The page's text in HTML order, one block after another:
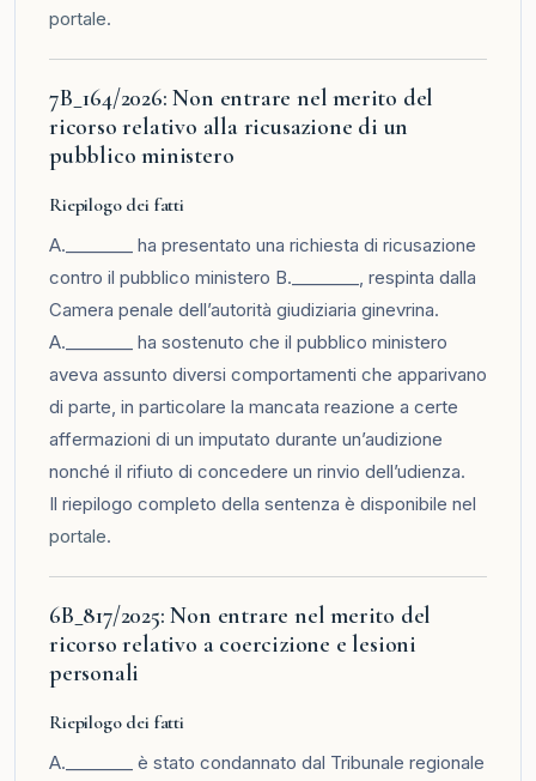
portale.
7B_164/2026: Non entrare nel merito del
ricorso relativo alla ricusazione di un
pubblico ministero
Riepilogo dei fatti
A.________ ha presentato una richiesta di ricusazione
contro il pubblico ministero B.________, respinta dalla
Camera penale dell’autorità giudiziaria ginevrina.
A.________ ha sostenuto che il pubblico ministero
aveva assunto diversi comportamenti che apparivano
di parte, in particolare la mancata reazione a certe
affermazioni di un imputato durante un’audizione
nonché il rifiuto di concedere un rinvio dell’udienza.
Il riepilogo completo della sentenza è disponibile nel
portale.
6B_817/2025: Non entrare nel merito del
ricorso relativo a coercizione e lesioni
personali
Riepilogo dei fatti
A.________ è stato condannato dal Tribunale regionale